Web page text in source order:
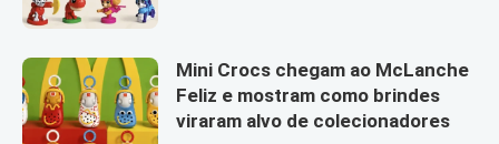
Mini Crocs chegam ao McLanche
Feliz e mostram como brindes
viraram alvo de colecionadores